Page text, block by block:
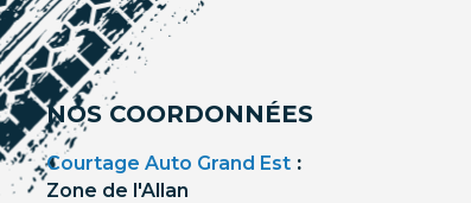
NOS COORDONNÉES
Courtage Auto Grand Est :
Zone de l'Allan